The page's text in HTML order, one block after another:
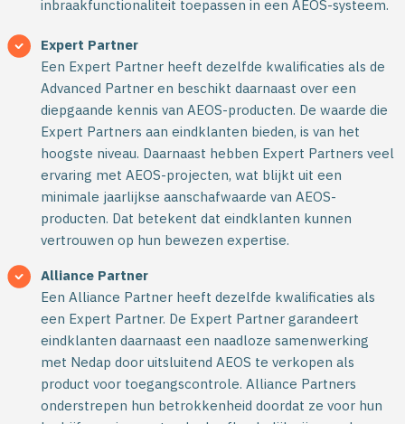
inbraakfunctionaliteit toepassen in een AEOS-systeem.
Expert Partner
Een Expert Partner heeft dezelfde kwalificaties als de
Advanced Partner en beschikt daarnaast over een
diepgaande kennis van AEOS-producten. De waarde die
Expert Partners aan eindklanten bieden, is van het
hoogste niveau. Daarnaast hebben Expert Partners veel
ervaring met AEOS-projecten, wat blijkt uit een
minimale jaarlijkse aanschafwaarde van AEOS-
producten. Dat betekent dat eindklanten kunnen
vertrouwen op hun bewezen expertise.
Alliance Partner
Een Alliance Partner heeft dezelfde kwalificaties als
een Expert Partner. De Expert Partner garandeert
eindklanten daarnaast een naadloze samenwerking
met Nedap door uitsluitend AEOS te verkopen als
product voor toegangscontrole. Alliance Partners
onderstrepen hun betrokkenheid doordat ze voor hun